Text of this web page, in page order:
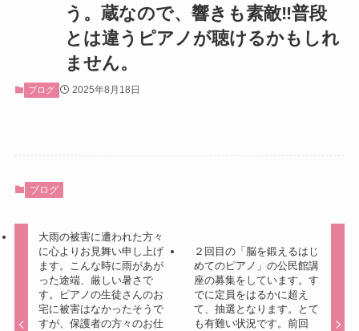
う。蔵なので、響きも素敵‼普段
とは違うピアノが聴けるかもしれ
ません。
ブログ 2025年8月18日
ブログ
大雨の被害に遭われた方々
に心よりお見舞い申し上げ
ます。こんな時に雨があが
った途端、厳しい暑さで
す。ピアノの生徒さんのお
宅に被害はなかったそうで
すが、保護者の方々のお仕
２回目の「脳を鍛えるはじ
めてのピアノ」の公民館講
座の募集をしています。す
でに定員をはるかに超え
て、抽選となります。とて
も有難い状況です。前回